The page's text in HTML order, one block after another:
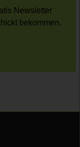
Newsletter
bekommen.